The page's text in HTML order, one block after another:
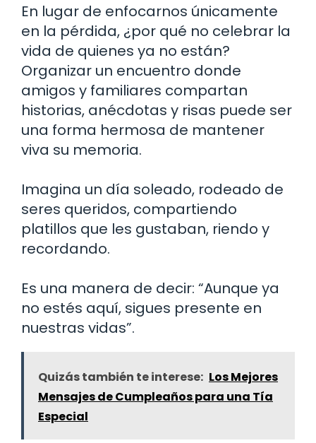
En lugar de enfocarnos únicamente
en la pérdida, ¿por qué no celebrar la
vida de quienes ya no están?
Organizar un encuentro donde
amigos y familiares compartan
historias, anécdotas y risas puede ser
una forma hermosa de mantener
viva su memoria.
Imagina un día soleado, rodeado de
seres queridos, compartiendo
platillos que les gustaban, riendo y
recordando.
Es una manera de decir: “Aunque ya
no estés aquí, sigues presente en
nuestras vidas”.
Quizás también te interese: Los Mejores
Mensajes de Cumpleaños para una Tía
Especial